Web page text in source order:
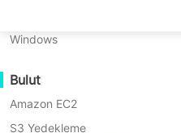
Buluta Yedekle
GDPR Uyumlu
Windows
Bulut
Amazon EC2
S3 Yedekleme
ve
değişmez
yedekleme
arıyorsunuz?
Deneyin
Vinchin